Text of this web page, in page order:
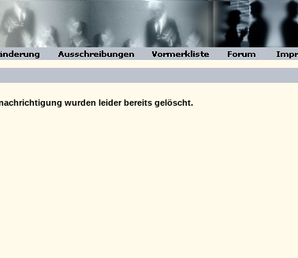
wurden leider bereits gelöscht.